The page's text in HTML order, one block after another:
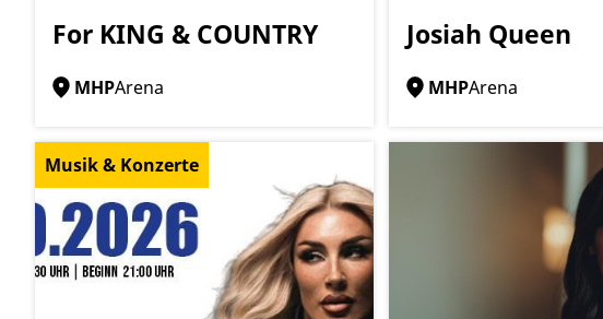
For KING & COUNTRY
MHPArena
Josiah Queen
MHPArena
Musik & Konzerte